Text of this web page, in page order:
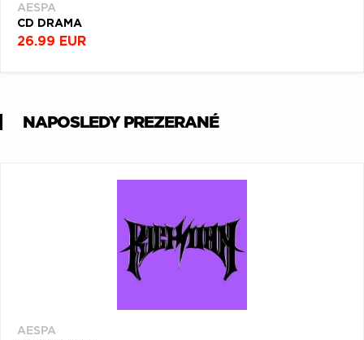
AESPA
CD DRAMA
26.99 EUR
NAPOSLEDY PREZERANÉ
AESPA